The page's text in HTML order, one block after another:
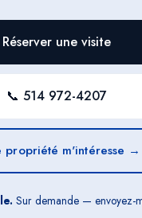
Réserver une visite
📞 514 972-4207
propriété m'intéresse →
Sur demande — envoyez-